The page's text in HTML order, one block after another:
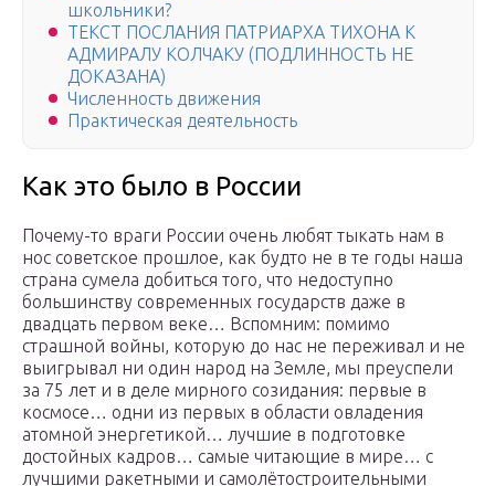
школьники?
ТЕКСТ ПОСЛАНИЯ ПАТРИАРХА ТИХОНА К
АДМИРАЛУ КОЛЧАКУ (ПОДЛИННОСТЬ НЕ
ДОКАЗАНА)
Численность движения
Практическая деятельность
Как это было в России
Почему-то враги России очень любят тыкать нам в
нос советское прошлое, как будто не в те годы наша
страна сумела добиться того, что недоступно
большинству современных государств даже в
двадцать первом веке… Вспомним: помимо
страшной войны, которую до нас не переживал и не
выигрывал ни один народ на Земле, мы преуспели
за 75 лет и в деле мирного созидания: первые в
космосе… одни из первых в области овладения
атомной энергетикой… лучшие в подготовке
достойных кадров… самые читающие в мире… с
лучшими ракетными и самолётостроительными